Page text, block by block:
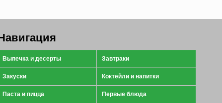
Выпечка и десерты Завтраки
Закуски Коктейли и напитки
Паста и пицца Первые блюда